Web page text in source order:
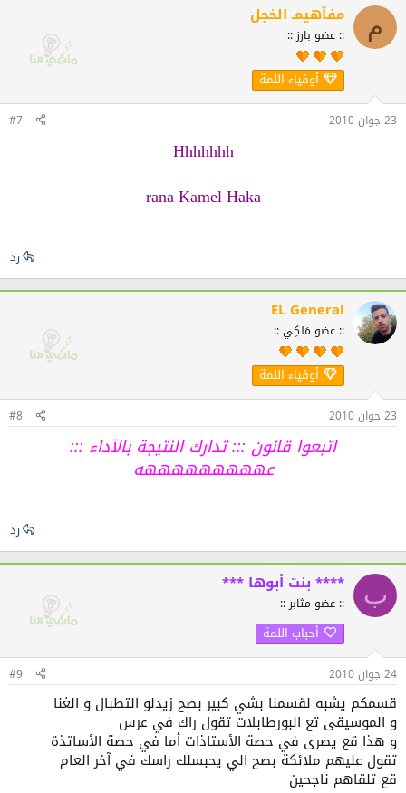
م مفآهيمـ الخجل
:: عضو بارز ::
أوفياء اللمة
23 جوان 2010 #7
Hhhhhhh
rana Kamel Haka
رد
EL General
:: عضو مَلكِي ::
أوفياء اللمة
23 جوان 2010 #8
اتبعوا قانون ::: تدارك النتيجة بالآداء :::
عهههههههههه
رد
ب **** بنت أبوها ***
:: عضو مثابر ::
أحباب اللمة
24 جوان 2010 #9
قسمكم يشبه لقسمنا بشي كبير بصح زيدلو التطبال و الغنا
و الموسيقى تع البورطابلات تقول راك في عرس
و هذا قع يصرى في حصة الأستاذات أما في حصة الأساتذة
تقول عليهم ملائكة بصح الي يحبسلك راسك في آخر العام
قع تلقاهم ناجحين